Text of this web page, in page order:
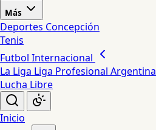
Más
Deportes Concepción
Tenis
Futbol Internacional
La Liga Liga Profesional Argentina
Lucha Libre
Inicio